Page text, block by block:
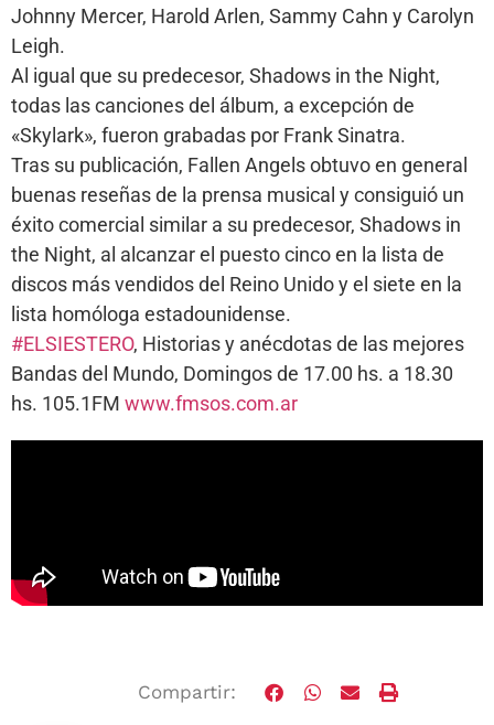
Johnny Mercer, Harold Arlen, Sammy Cahn y Carolyn
Leigh.
Al igual que su predecesor, Shadows in the Night,
todas las canciones del álbum, a excepción de
«Skylark», fueron grabadas por Frank Sinatra.
Tras su publicación, Fallen Angels obtuvo en general
buenas reseñas de la prensa musical y consiguió un
éxito comercial similar a su predecesor, Shadows in
the Night, al alcanzar el puesto cinco en la lista de
discos más vendidos del Reino Unido y el siete en la
lista homóloga estadounidense.
#ELSIESTERO, Historias y anécdotas de las mejores
Bandas del Mundo, Domingos de 17.00 hs. a 18.30
hs. 105.1FM www.fmsos.com.ar
Compartir: